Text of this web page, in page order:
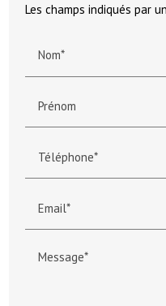
Les champs indiqués par
Nom*
Prénom
Téléphone*
Email*
Message*